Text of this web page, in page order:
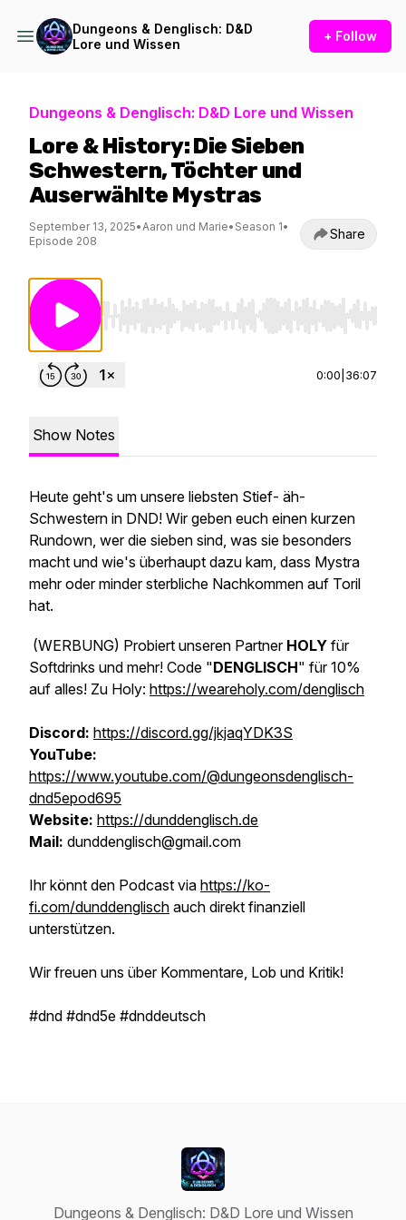
Dungeons & Denglisch: D&D
Lore und Wissen
+ Follow
Dungeons & Denglisch: D&D Lore und Wissen
Lore & History: Die Sieben
Schwestern, Töchter und
Auserwählte Mystras
September 13, 2025•Aaron und Marie• Season 1•
Episode 208
Share
Use Left/Right to seek, Home/End to jump
0:00 36:07
Show Notes
Heute geht's um unsere liebsten Stief- äh-
Schwestern in DND! Wir geben euch einen kurzen
Rundown, wer die sieben sind, was sie besonders
macht und wie's überhaupt dazu kam, dass Mystra
mehr oder minder sterbliche Nachkommen auf Toril
hat.
(WERBUNG) Probiert unseren Partner HOLY für
Softdrinks und mehr! Code "DENGLISCH" für 10%
auf alles! Zu Holy: https://weareholy.com/denglisch
Discord: https://discord.gg/jkjaqYDK3S
YouTube:
https://www.youtube.com/@dungeonsdenglisch-
dnd5epod695
Website: https://dunddenglisch.de
Mail: dunddenglisch@gmail.com
Ihr könnt den Podcast via https://ko-
fi.com/dunddenglisch auch direkt finanziell
unterstützen.
Wir freuen uns über Kommentare, Lob und Kritik!
#dnd #dnd5e #dnddeutsch
Dungeons & Denglisch: D&D Lore und Wissen